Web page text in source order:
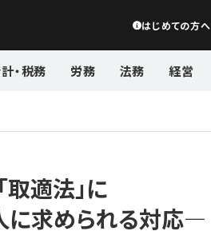
はじめての方へ
・税務 労務 法務 経営
適法」に
に求められる対応―